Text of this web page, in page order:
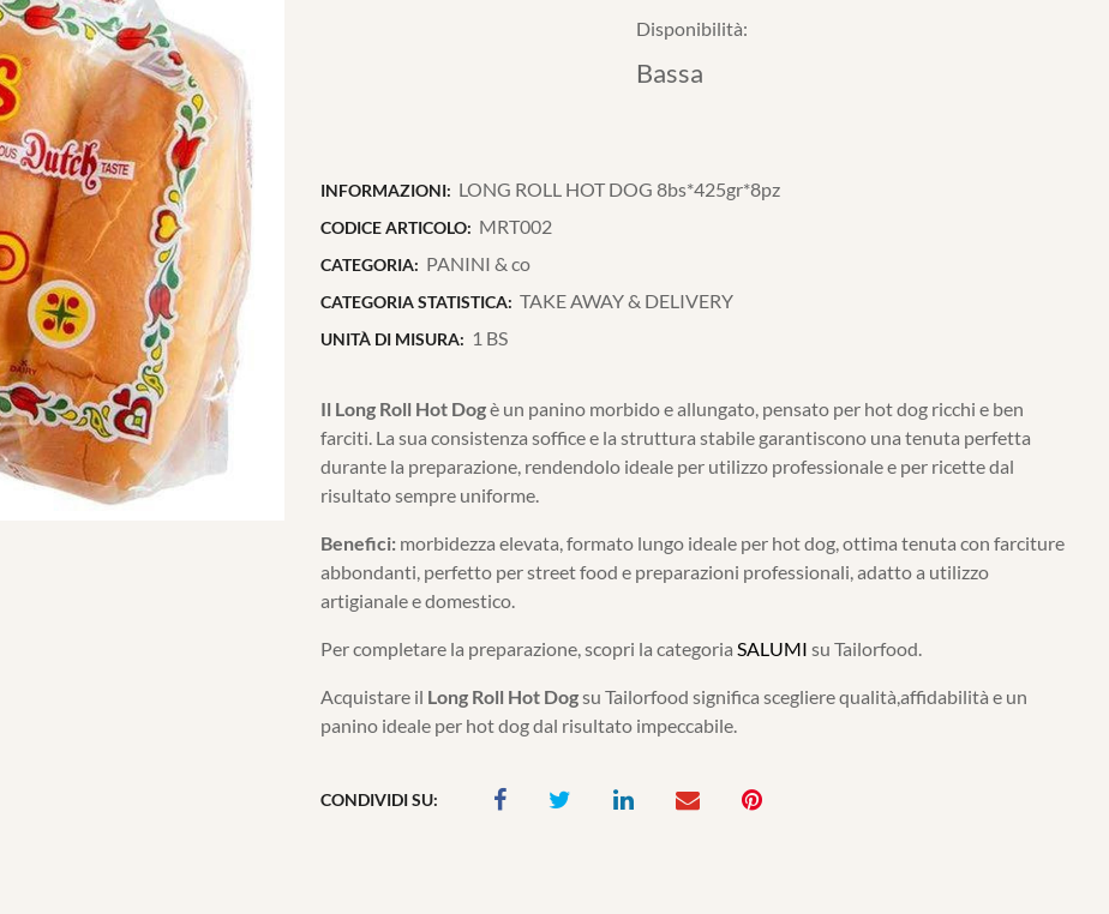
Disponibilità:
Bassa
INFORMAZIONI: LONG ROLL HOT DOG 8bs*425gr*8pz
CODICE ARTICOLO: MRT002
CATEGORIA: PANINI & co
CATEGORIA STATISTICA: TAKE AWAY & DELIVERY
UNITÀ DI MISURA: 1 BS
Il Long Roll Hot Dogè un panino morbido e allungato, pensato per hot dog ricchi e ben
farciti. La sua consistenza soffice e la struttura stabile garantiscono una tenuta perfetta
durante la preparazione, rendendolo ideale per utilizzo professionale e per ricette dal
risultato sempre uniforme.
Benefici: morbidezza elevata, formato lungo ideale per hot dog, ottima tenuta con farciture
abbondanti, perfetto per street food e preparazioni professionali, adatto a utilizzo
artigianale e domestico.
Per completare la preparazione, scopri la categoria SALUMI su Tailorfood.
Acquistare il Long Roll Hot Dogsu Tailorfood significa scegliere qualità,affidabilità e un
panino ideale per hot dog dal risultato impeccabile.
CONDIVIDI SU: